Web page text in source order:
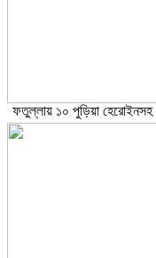
ফতুল্লায় ১০ পুড়িয়া হেরোইনসহ